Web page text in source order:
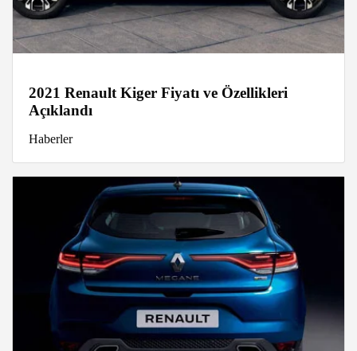
2021 Renault Kiger Fiyatı ve Özellikleri
Açıklandı
Haberler